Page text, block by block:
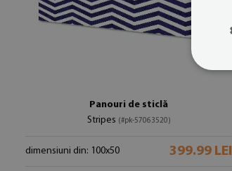
Panouri de sticlă
Stripes (#pk-57063520)
dimensiuni din: 100x50 399.99 LEI